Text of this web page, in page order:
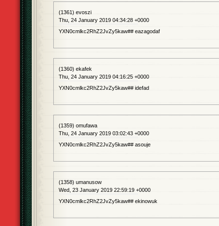
(1361) evoszi
Thu, 24 January 2019 04:34:28 +0000
YXN0cmlkc2RhZ2JvZy5kaw## eazagodaf
(1360) ekafek
Thu, 24 January 2019 04:16:25 +0000
YXN0cmlkc2RhZ2JvZy5kaw## idefad
(1359) omufawa
Thu, 24 January 2019 03:02:43 +0000
YXN0cmlkc2RhZ2JvZy5kaw## asouje
(1358) umanusow
Wed, 23 January 2019 22:59:19 +0000
YXN0cmlkc2RhZ2JvZy5kaw## ekinowuk